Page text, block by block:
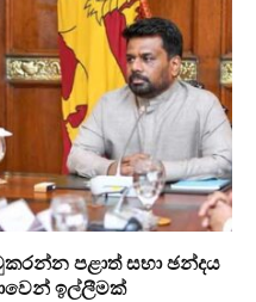
පළාත් සභා ඡන්දය
ඉල්ලීමක්